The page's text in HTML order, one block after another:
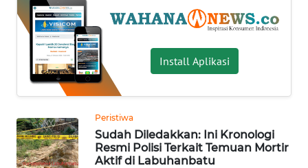
Install Aplikasi
Peristiwa
Sudah Diledakkan: Ini Kronologi
Resmi Polisi Terkait Temuan Mortir
Aktif di Labuhanbatu
DAERAH
POLHUKAM
KRIMINAL
EKUIN
SAINS-TEKNO